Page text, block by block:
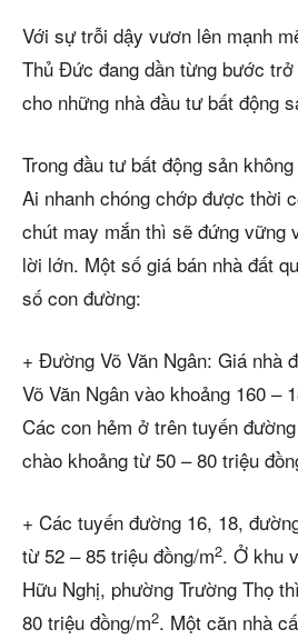
Với sự trỗi dậy vươn lên mạnh
Thủ Đức đang dần từng bước
cho những nhà đầu tư bất động
Trong đầu tư bất động sản
Ai nhanh chóng chớp được thời
chút may mắn thì sẽ đứng vững
lời lớn. Một số giá bán nhà đất
số con đường:
+ Đường Võ Văn Ngân: Giá nhà
Võ Văn Ngân vào khoảng 160 –
Các con hẻm ở trên tuyến
chào khoảng từ 50 – 80 triệu
+ Các tuyến đường 16, 18,
từ 52 – 85 triệu đồng/m2. Ở khu
Hữu Nghị, phường Trường Thọ
80 triệu đồng/m2. Một căn nhà